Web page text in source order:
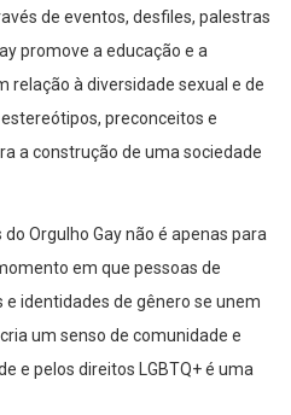
de eventos, desfiles, palestras
promove a educação e a
relação à diversidade sexual e de
preconceitos e
a construção de uma sociedade
Orgulho Gay não é apenas para
em que pessoas de
identidades de gênero se unem
um senso de comunidade e
e pelos direitos LGBTQ+ é uma